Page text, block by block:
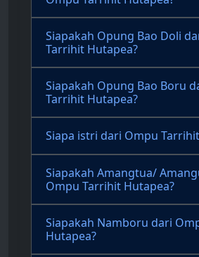
Siapakah Opung Bao Doli
Tarrihit Hutapea?
Siapakah Opung Bao Boru
Tarrihit Hutapea?
Siapa istri dari Ompu
Siapakah Amangtua/
Ompu Tarrihit Hutapea?
Siapakah Namboru dari
Hutapea?